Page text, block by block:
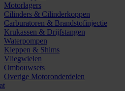
Motorlagers
Cilinders & Cilinderkoppen
Carburatoren & Brandstofinjectie
Krukassen & Drijfstangen
Waterpompen
Kleppen & Shims
Vliegwielen
Ombouwsets
Overige Motoronderdelen